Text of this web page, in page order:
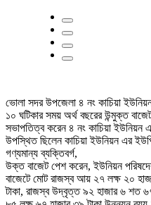
ভোলা সদর উপজেলা ৪ নং কাচিয়া
১০ ঘটিকার সময় অর্থ বছরের উন্মুক্ত
সভাপতিত্ব করেন ৪ নং কাচিয়া
উপস্থিত ছিলেন কাচিয়া ইউনিয়ন এর
গণ্যমান্য ব্যক্তিবর্গ,
উক্ত বাজেট পেশ করেন, ইউনিয়ন
বাজেটে মোট রাজস্ব আয় ২৭ লক্ষ ২০
টাকা, রাজস্ব উদ্বৃত্ত ৯২ হাজার ৬ শত